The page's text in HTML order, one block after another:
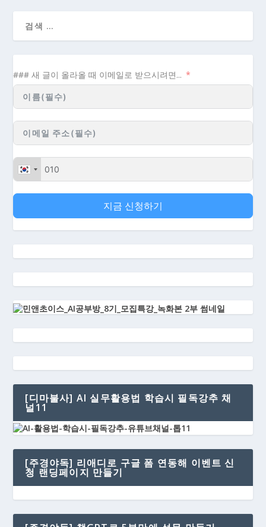
### 새 글이 올라올 때 이메일로 받으시려면...
지금 신청하기
[디마불사] AI 실무활용법 학습시 필독강추 채
널11
[주경야독] 리애디로 구글 폼 연동해 이벤트 신
청 랜딩페이지 만들기